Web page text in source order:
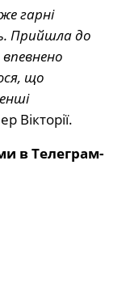
гарні
Прийшла до
що
Вікторії.
в Телеграм-